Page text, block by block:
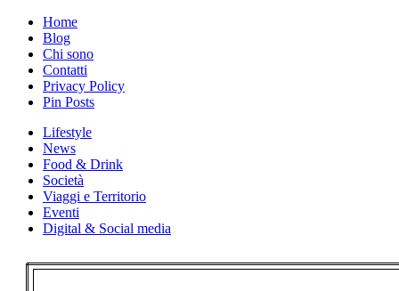
Skip
content
Home
Blog
Chi sono
Contatti
Privacy Policy
Pin Posts
Lifestyle
News
Food & Drink
Società
Viaggi e Territorio
Eventi
Digital & Social media